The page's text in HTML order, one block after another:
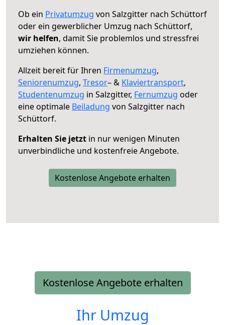
Ob ein Privatumzug von Salzgitter nach Schüttorf
oder ein gewerblicher Umzug nach Schüttorf,
wir helfen, damit Sie problemlos und stressfrei
umziehen können.
Allzeit bereit für Ihren Firmenumzug,
Seniorenumzug, Tresor– & Klaviertransport,
Studentenumzug in Salzgitter, Fernumzug oder
eine optimale Beiladung von Salzgitter nach
Schüttorf.
Erhalten Sie jetzt in nur wenigen Minuten
unverbindliche und kostenfreie Angebote.
Kostenlose Angebote erhalten
Kostenlose Angebote erhalten
Ihr Umzug